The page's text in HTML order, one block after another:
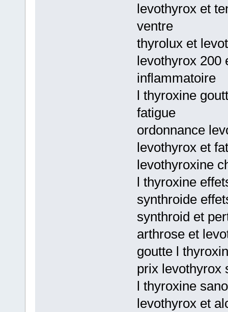
levothyrox et
ventre
thyrolux et
levothyrox 200
inflammatoire
l thyroxine
fatigue
ordonnance
levothyrox et
levothyroxine
l thyroxine
synthroide
synthroid et
arthrose et
goutte l
prix levothyrox
l thyroxine
levothyrox et